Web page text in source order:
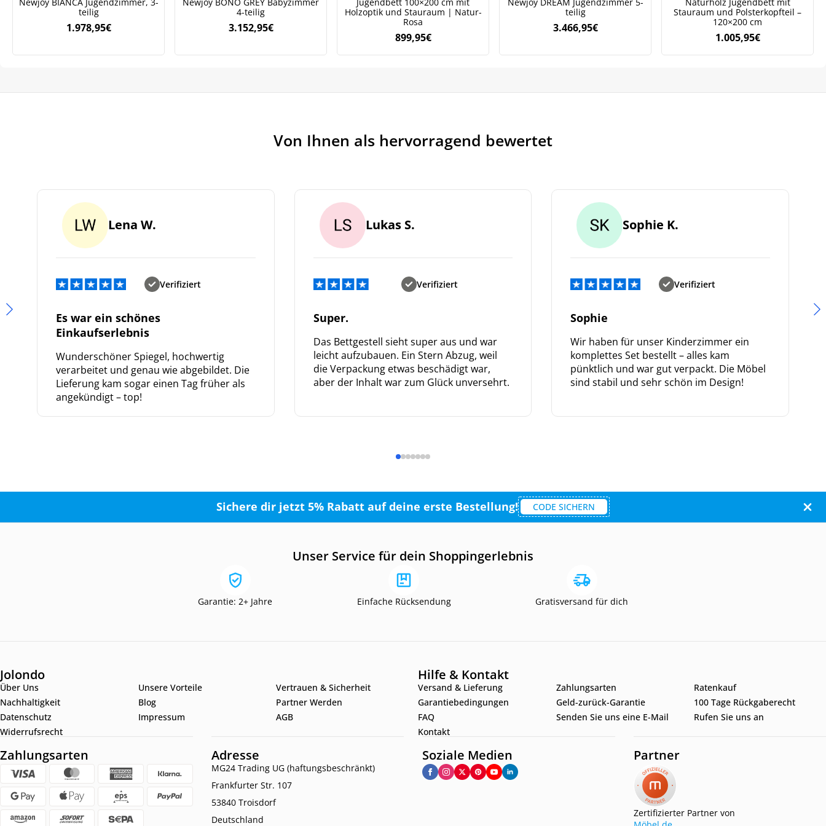
teilig
1.978,95€
4-teilig
3.152,95€
Holzoptik und Stauraum | Natur-
Rosa
899,95€
teilig
3.466,95€
Stauraum und Polsterkopfteil –
120×200 cm
1.005,95€
Von Ihnen als hervorragend bewertet
Lena W.
Verifiziert
Es war ein schönes
Einkaufserlebnis
Wunderschöner Spiegel, hochwertig
verarbeitet und genau wie abgebildet. Die
Lieferung kam sogar einen Tag früher als
angekündigt – top!
Lukas S.
Verifiziert
Super.
Das Bettgestell sieht super aus und war
leicht aufzubauen. Ein Stern Abzug, weil
die Verpackung etwas beschädigt war,
aber der Inhalt war zum Glück unversehrt.
Sophie K.
Verifiziert
Sophie
Wir haben für unser Kinderzimmer ein
komplettes Set bestellt – alles kam
pünktlich und war gut verpackt. Die Möbel
sind stabil und sehr schön im Design!
Sichere dir jetzt 5% Rabatt auf deine erste Bestellung! CODE SICHERN
Unser Service für dein Shoppingerlebnis
Garantie: 2+ Jahre Einfache Rücksendung Gratisversand für dich
Jolondo
Über Uns Unsere Vorteile
Vertrauen & Sicherheit
Nachhaltigkeit
Blog
Partner Werden
Datenschutz
Impressum
AGB
Widerrufsrecht
Hilfe & Kontakt
Versand & Lieferung Zahlungsarten
Ratenkauf
Garantiebedingungen
Geld-zurück-Garantie
100 Tage Rückgaberecht
FAQ
Senden Sie uns eine E-Mail
Rufen Sie uns an
Kontakt
Zahlungsarten Adresse
MG24 Trading UG (haftungsbeschränkt)
Frankfurter Str. 107
53840 Troisdorf
Deutschland
Soziale Medien Partner
Zertifizierter Partner von